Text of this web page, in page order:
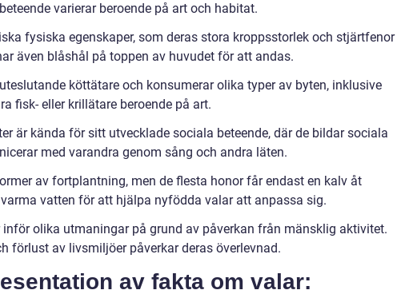
varierar beroende på art och habitat.
fysiska egenskaper, som deras stora kroppsstorlek och stjärtfenor
även blåshål på toppen av huvudet för att andas.
köttätare och konsumerar olika typer av byten, inklusive
fisk- eller krillätare beroende på art.
är kända för sitt utvecklade sociala beteende, där de bildar sociala
med varandra genom sång och andra läten.
av fortplantning, men de flesta honor får endast en kalv åt
vatten för att hjälpa nyfödda valar att anpassa sig.
olika utmaningar på grund av påverkan från mänsklig aktivitet.
förlust av livsmiljöer påverkar deras överlevnad.
av fakta om valar: